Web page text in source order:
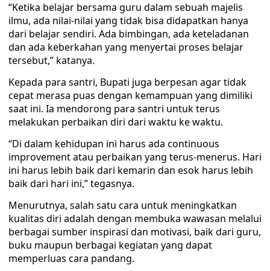
“Ketika belajar bersama guru dalam sebuah majelis
ilmu, ada nilai-nilai yang tidak bisa didapatkan hanya
dari belajar sendiri. Ada bimbingan, ada keteladanan
dan ada keberkahan yang menyertai proses belajar
tersebut,” katanya.
Kepada para santri, Bupati juga berpesan agar tidak
cepat merasa puas dengan kemampuan yang dimiliki
saat ini. Ia mendorong para santri untuk terus
melakukan perbaikan diri dari waktu ke waktu.
“Di dalam kehidupan ini harus ada continuous
improvement atau perbaikan yang terus-menerus. Hari
ini harus lebih baik dari kemarin dan esok harus lebih
baik dari hari ini,” tegasnya.
Menurutnya, salah satu cara untuk meningkatkan
kualitas diri adalah dengan membuka wawasan melalui
berbagai sumber inspirasi dan motivasi, baik dari guru,
buku maupun berbagai kegiatan yang dapat
memperluas cara pandang.